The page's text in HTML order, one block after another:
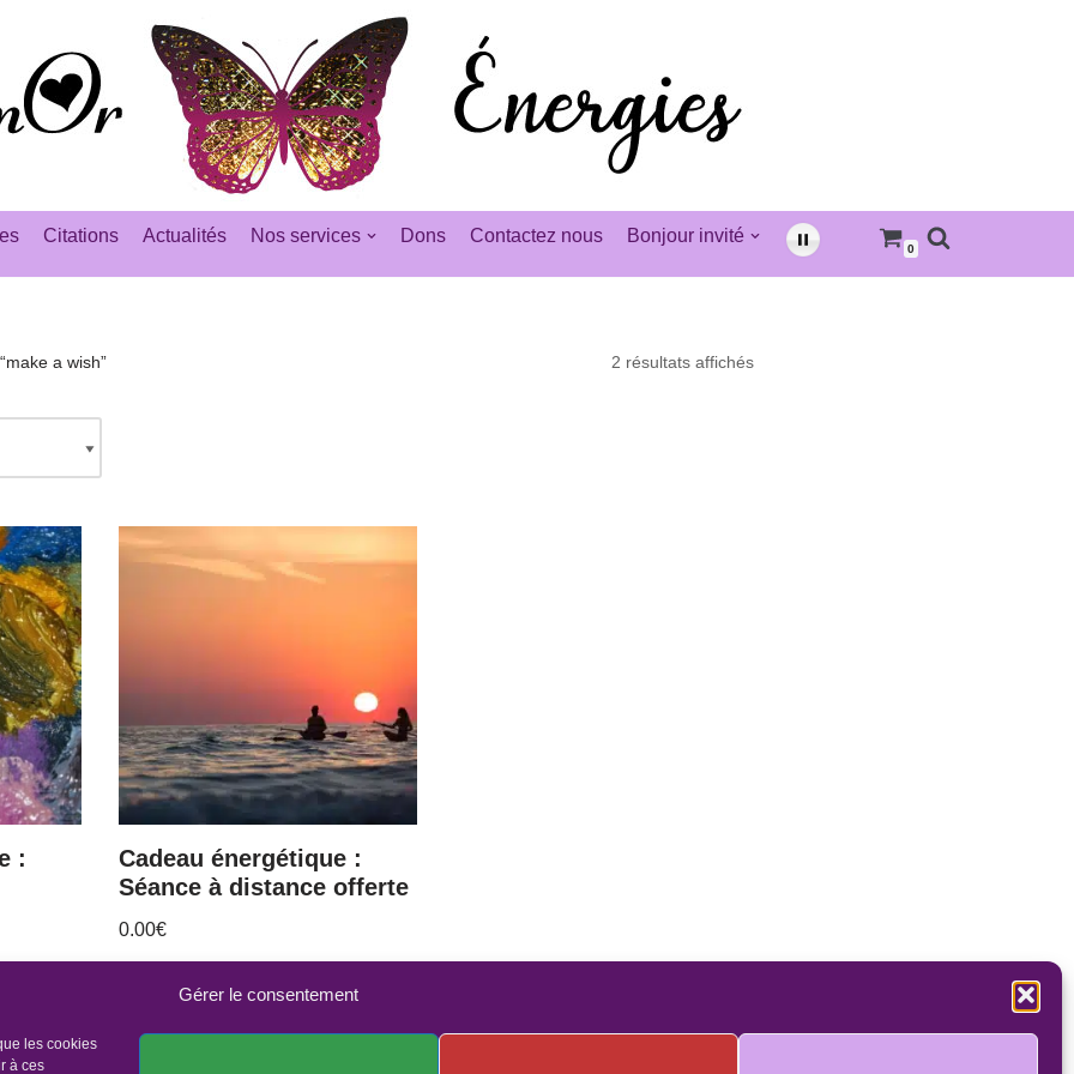
Gérer le consentement
les cookies
à ces
Citations Actualités Nos services Dons Contactez nous Bonjour invité
0
a wish” 2 résultats affichés
:
Cadeau énergétique :
Séance à distance offerte
0.00€